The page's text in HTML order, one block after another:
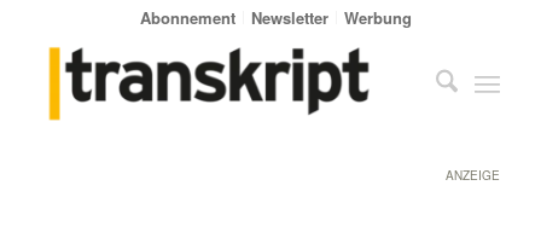
Abonnement Newsletter Werbung
ANZEIGE